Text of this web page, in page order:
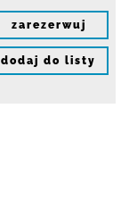
zarezerwuj
dodaj do listy